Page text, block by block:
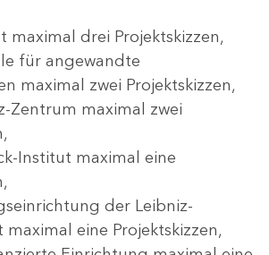
maximal drei Projektskizzen,
für angewandte
maximal zwei Projektskizzen,
Zentrum maximal zwei
Institut maximal eine
der Leibniz-
eine Projektskizzen,